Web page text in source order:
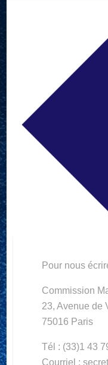
Pour nous
Commission
23, Avenue de
75016 Paris
Tél : (33)1 43
Courriel :